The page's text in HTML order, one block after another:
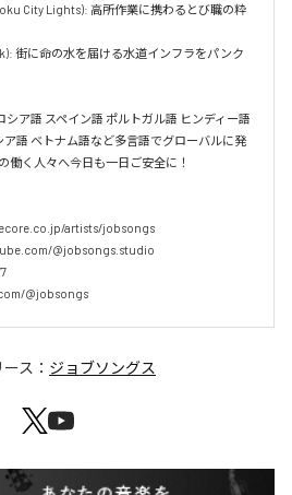
City Lights): 高所作業に携わるとび職の粋
街に命の水を届ける水道インフラをパンク
シア語 スペイン語 ポルトガル語 ヒンディー語
語 ベトナム語など多言語でグローバルに発
働く人々へ今日も一日ご安全に！
artists/jobsongs
@jobsongs.studio
@jobsongs
ス： ジョブソングス